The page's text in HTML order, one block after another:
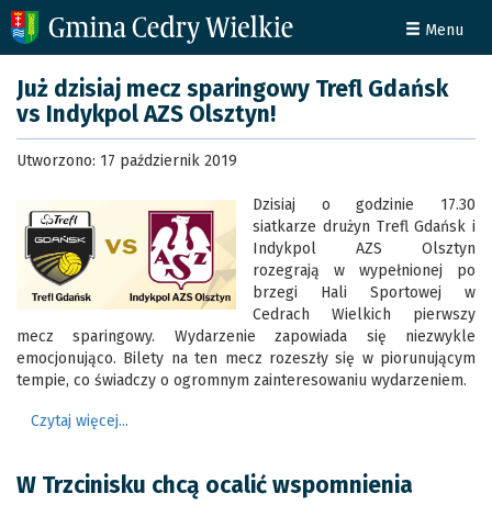
Menu
Już dzisiaj mecz sparingowy Trefl Gdańsk
vs Indykpol AZS Olsztyn!
Utworzono: 17 październik 2019
Dzisiaj o godzinie 17.30
siatkarze drużyn Trefl Gdańsk i
Indykpol AZS Olsztyn
rozegrają w wypełnionej po
brzegi Hali Sportowej w
Cedrach Wielkich pierwszy
mecz sparingowy. Wydarzenie zapowiada się niezwykle
emocjonująco. Bilety na ten mecz rozeszły się w piorunującym
tempie, co świadczy o ogromnym zainteresowaniu wydarzeniem.
Czytaj więcej...
W Trzcinisku chcą ocalić wspomnienia